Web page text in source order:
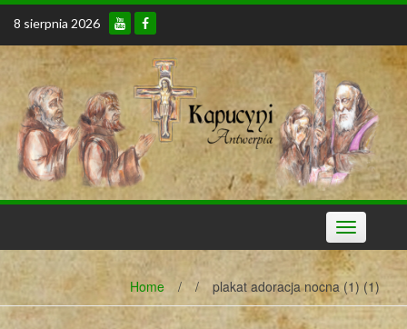
Skip
content
8 sierpnia 2026
Toggle
navigation
Home / / plakat adoracja nocna (1) (1)